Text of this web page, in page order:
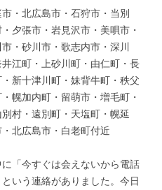
・北広島市・石狩市・当別
夕張市・岩見沢市・美唄市・
・砂川市・歌志内市・深川
江町・上砂川町・由仁町・長
新十津川町・妹背牛町・秩父
幌加内町・留萌市・増毛町・
村・遠別町・天塩町・幌延
北広島市・白老町付近
「今すぐは会えないから電話
いう連絡がありました。今日